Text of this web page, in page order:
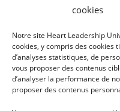
cookies
Notre site Heart Leadership
cookies, y compris des cookies
d’analyses statistiques, de
vous proposer des contenus
d’analyser la performance de
proposer des contenus
INFOS
TÉLÉCHARGER LA